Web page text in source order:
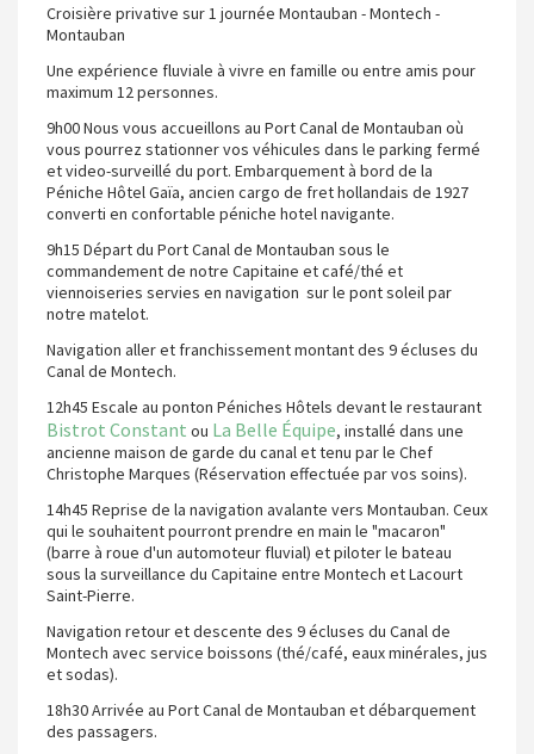
Croisière privative sur 1 journée Montauban - Montech -
Montauban
Une expérience fluviale à vivre en famille ou entre amis pour
maximum 12 personnes.
9h00 Nous vous accueillons au Port Canal de Montauban où
vous pourrez stationner vos véhicules dans le parking fermé
et video-surveillé du port. Embarquement à bord de la
Péniche Hôtel Gaïa, ancien cargo de fret hollandais de 1927
converti en confortable péniche hotel navigante.
9h15 Départ du Port Canal de Montauban sous le
commandement de notre Capitaine et café/thé et
viennoiseries servies en navigation sur le pont soleil par
notre matelot.
Navigation aller et franchissement montant des 9 écluses du
Canal de Montech.
12h45 Escale au ponton Péniches Hôtels devant le restaurant
Bistrot Constant ou La Belle Équipe, installé dans une
ancienne maison de garde du canal et tenu par le Chef
Christophe Marques (Réservation effectuée par vos soins).
14h45 Reprise de la navigation avalante vers Montauban. Ceux
qui le souhaitent pourront prendre en main le "macaron"
(barre à roue d'un automoteur fluvial) et piloter le bateau
sous la surveillance du Capitaine entre Montech et Lacourt
Saint-Pierre.
Navigation retour et descente des 9 écluses du Canal de
Montech avec service boissons (thé/café, eaux minérales, jus
et sodas).
18h30 Arrivée au Port Canal de Montauban et débarquement
des passagers.